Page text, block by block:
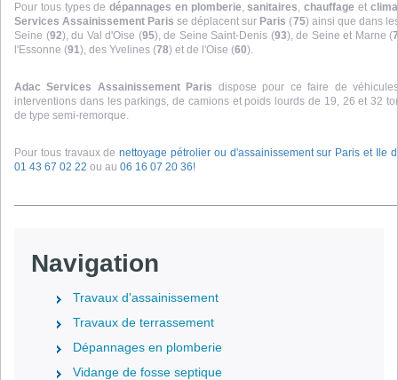
Pour tous types dedépannages en plomberie,sanitaires,chauffage et
Services Assainissement Paris se déplacent sur Paris (75) ainsi que dans
Seine (92), du Val d'Oise (95), de Seine Saint-Denis (93), de Seine et Marne (
l'Essonne (91), des Yvelines (78) et de l'Oise (60).
Adac Services Assainissement Paris dispose pour ce faire de
interventions dans les parkings, de camions et poids lourds de 19, 26 et 32
de type semi-remorque.
Pour tous travaux denettoyage pétrolier ou d'assainissement sur Paris et Ile
01 43 67 02 22 ou au 06 16 07 20 36!
Navigation
Travaux d'assainissement
Travaux de terrassement
Dépannages en plomberie
Vidange de fosse septique